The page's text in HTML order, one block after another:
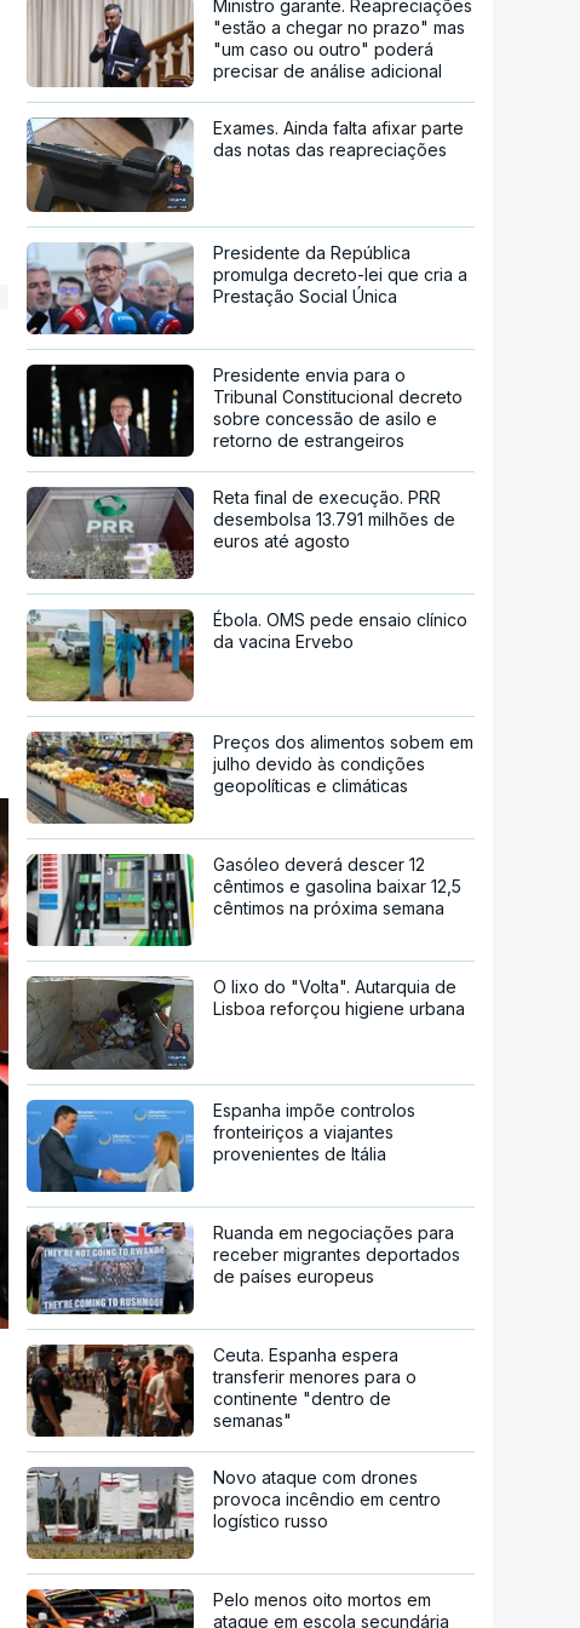
Ministro garante. Reapreciações
"estão a chegar no prazo" mas
"um caso ou outro" poderá
precisar de análise adicional
Exames. Ainda falta afixar parte
das notas das reapreciações
Presidente da República
promulga decreto-lei que cria a
Prestação Social Única
Presidente envia para o
Tribunal Constitucional decreto
sobre concessão de asilo e
retorno de estrangeiros
Reta final de execução. PRR
desembolsa 13.791 milhões de
euros até agosto
Ébola. OMS pede ensaio clínico
da vacina Ervebo
Preços dos alimentos sobem em
julho devido às condições
geopolíticas e climáticas
Gasóleo deverá descer 12
cêntimos e gasolina baixar 12,5
cêntimos na próxima semana
O lixo do "Volta". Autarquia de
Lisboa reforçou higiene urbana
Espanha impõe controlos
fronteiriços a viajantes
provenientes de Itália
Ruanda em negociações para
receber migrantes deportados
de países europeus
Ceuta. Espanha espera
transferir menores para o
continente "dentro de
semanas"
Novo ataque com drones
provoca incêndio em centro
logístico russo
Pelo menos oito mortos em
ataque em escola secundária